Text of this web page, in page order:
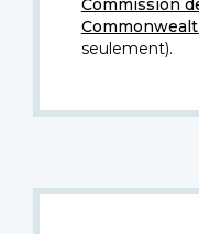
Commission
seulement).